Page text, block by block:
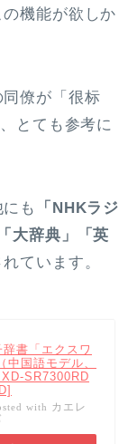
機能が欲しか
僚が「很标
とても参考に
も
「NHKラジ
大辞典」「英
ています。
書「エクスワ
国語モデル、
SR7300RD
with カエレ